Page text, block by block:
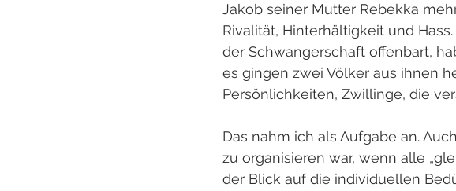
Jakob seiner Mutter Rebekka
Rivalität, Hinterhältigkeit und
der Schwangerschaft offenbart,
es gingen zwei Völker aus ihnen
Persönlichkeiten, Zwillinge, die
Das nahm ich als Aufgabe an.
zu organisieren war, wenn alle
der Blick auf die individuellen